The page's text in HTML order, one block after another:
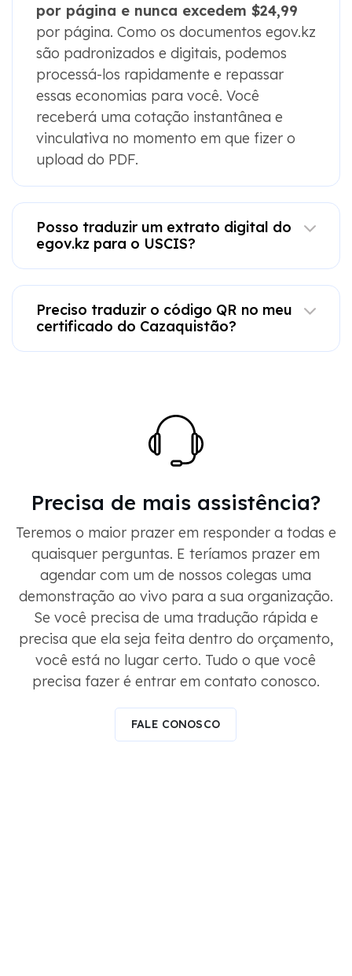
por página e nunca excedem $24,99
por página. Como os documentos egov.kz
são padronizados e digitais, podemos
processá-los rapidamente e repassar
essas economias para você. Você
receberá uma cotação instantânea e
vinculativa no momento em que fizer o
upload do PDF.
Posso traduzir um extrato digital do
egov.kz para o USCIS?
Preciso traduzir o código QR no meu
certificado do Cazaquistão?
Precisa de mais assistência?
Teremos o maior prazer em responder a todas e
quaisquer perguntas. E teríamos prazer em
agendar com um de nossos colegas uma
demonstração ao vivo para a sua organização.
Se você precisa de uma tradução rápida e
precisa que ela seja feita dentro do orçamento,
você está no lugar certo. Tudo o que você
precisa fazer é entrar em contato conosco.
FALE CONOSCO